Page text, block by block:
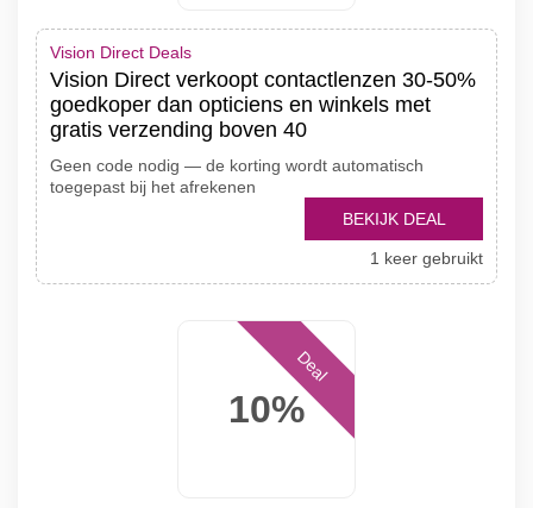
Vision Direct Deals
Vision Direct verkoopt contactlenzen 30-50%
goedkoper dan opticiens en winkels met
gratis verzending boven 40
Geen code nodig — de korting wordt automatisch
toegepast bij het afrekenen
BEKIJK DEAL
1 keer gebruikt
10%
Deal